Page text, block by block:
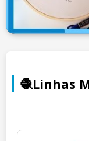
🧶Linhas